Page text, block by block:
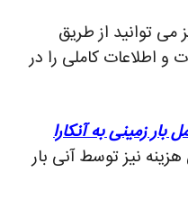
می توانید از طریق
و اطلاعات کاملی را در
بار زمینی به آنکارا
نیز توسط آنی بار